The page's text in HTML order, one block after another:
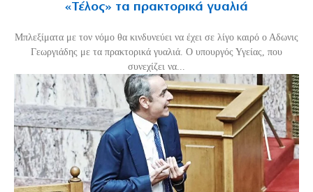
«Τέλος» τα πρακτορικά γυαλιά
Μπλεξίματα με τον νόμο θα κινδυνεύει να έχει σε λίγο καιρό ο Αδωνις
Γεωργιάδης με τα πρακτορικά γυαλιά. Ο υπουργός Υγείας, που
συνεχίζει να...